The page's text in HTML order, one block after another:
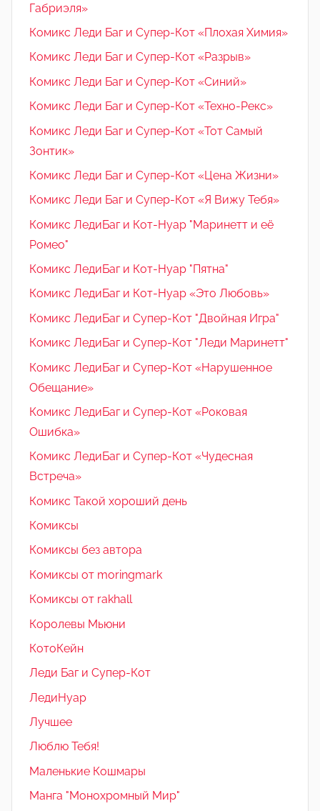
Габриэля»
Комикс Леди Баг и Супер-Кот «Плохая Химия»
Комикс Леди Баг и Супер-Кот «Разрыв»
Комикс Леди Баг и Супер-Кот «Синий»
Комикс Леди Баг и Супер-Кот «Техно-Рекс»
Комикс Леди Баг и Супер-Кот «Тот Самый
Зонтик»
Комикс Леди Баг и Супер-Кот «Цена Жизни»
Комикс Леди Баг и Супер-Кот «Я Вижу Тебя»
Комикс ЛедиБаг и Кот-Нуар "Маринетт и её
Ромео"
Комикс ЛедиБаг и Кот-Нуар "Пятна"
Комикс ЛедиБаг и Кот-Нуар «Это Любовь»
Комикс ЛедиБаг и Супер-Кот "Двойная Игра"
Комикс ЛедиБаг и Супер-Кот "Леди Маринетт"
Комикс ЛедиБаг и Супер-Кот «Нарушенное
Обещание»
Комикс ЛедиБаг и Супер-Кот «Роковая
Ошибка»
Комикс ЛедиБаг и Супер-Кот «Чудесная
Встреча»
Комикс Такой хороший день
Комиксы
Комиксы без автора
Комиксы от moringmark
Комиксы от rakhall
Королевы Мьюни
КотоКейн
Леди Баг и Супер-Кот
ЛедиНуар
Лучшее
Люблю Тебя!
Маленькие Кошмары
Манга "Монохромный Мир"